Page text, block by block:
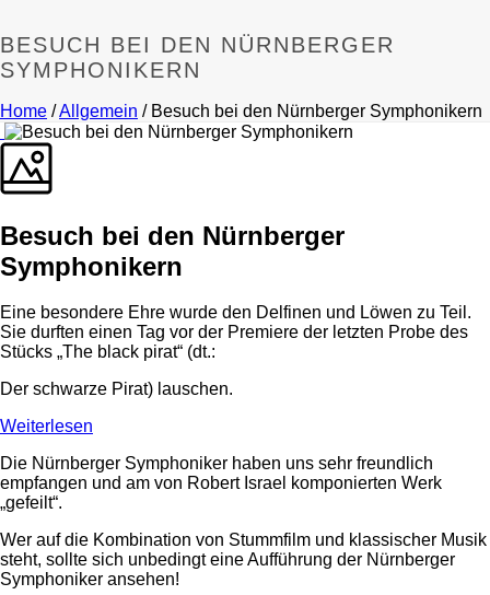
BESUCH BEI DEN NÜRNBERGER
SYMPHONIKERN
Home /Allgemein / Besuch bei den Nürnberger Symphonikern
Besuch bei den Nürnberger
Symphonikern
Eine besondere Ehre wurde den Delfinen und Löwen zu Teil.
Sie durften einen Tag vor der Premiere der letzten Probe des
Stücks „The black pirat“ (dt.:
Der schwarze Pirat) lauschen.
Weiterlesen
Die Nürnberger Symphoniker haben uns sehr freundlich
empfangen und am von Robert Israel komponierten Werk
„gefeilt“.
Wer auf die Kombination von Stummfilm und klassischer Musik
steht, sollte sich unbedingt eine Aufführung der Nürnberger
Symphoniker ansehen!